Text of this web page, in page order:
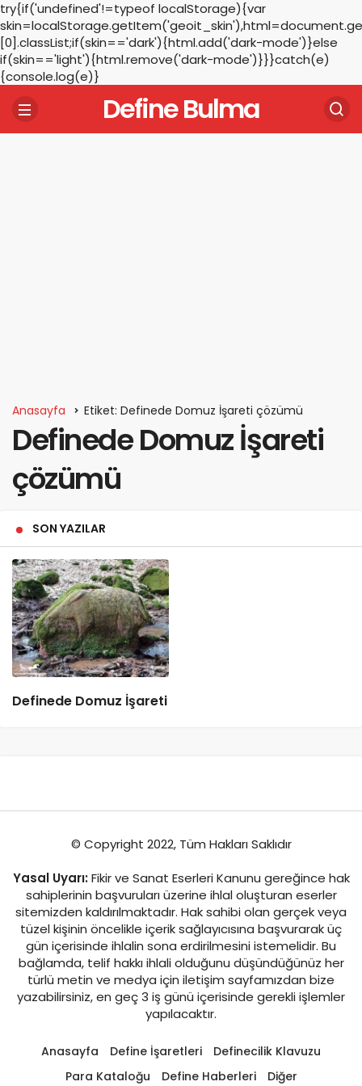
try{if('undefined'!=typeof localStorage){var
[0].classList;if(skin=='dark'){html.add('dark-mode')}else
if(skin=='light'){html.remove('dark-mode')}}}catch(e)
{console.log(e)}
Define Bulma
Anasayfa Etiket: Definede Domuz İşareti çözümü
Definede Domuz İşareti
çözümü
SON YAZILAR
Definede Domuz İşareti
© Copyright 2022, Tüm Hakları Saklıdır
Yasal Uyarı:Fikir ve Sanat Eserleri Kanunu gereğince hak
sahiplerinin başvuruları üzerine ihlal oluşturan eserler
sitemizden kaldırılmaktadır. Hak sahibi olan gerçek veya
tüzel kişinin öncelikle içerik sağlayıcısına başvurarak üç
gün içerisinde ihlalin sona erdirilmesini istemelidir. Bu
bağlamda, telif hakkı ihlali olduğunu düşündüğünüz her
türlü metin ve medya için iletişim sayfamızdan bize
yazabilirsiniz, en geç 3 iş günü içerisinde gerekli işlemler
yapılacaktır.
Anasayfa Define İşaretleri
Definecilik Klavuzu
Para Kataloğu
Define Haberleri Diğer